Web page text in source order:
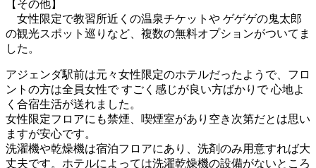
【その他】
女性限定で教習所近くの温泉チケットや ゲゲゲの鬼太郎
の観光スポット巡りなど、複数の無料オプションがついてま
した。
アジェンダ駅前は元々女性限定のホテルだったようで、フロ
ントの方は全員女性で すごく感じが良い方ばかりで 心地よ
く合宿生活が送れました。
女性限定フロアにも禁煙、喫煙室があり空き次第だとは思い
ますが安心です。
洗濯機や乾燥機は宿泊フロアにあり、洗剤のみ用意すれば大
丈夫です。ホテルによっては洗濯乾燥機の設備がないところ